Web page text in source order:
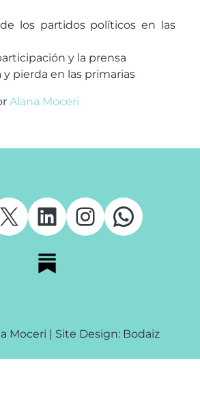
los partidos políticos en las
y la prensa
pierda en las primarias
Alana Moceri
X LinkedIn
Instagram
Moceri | Site Design: Bodaiz